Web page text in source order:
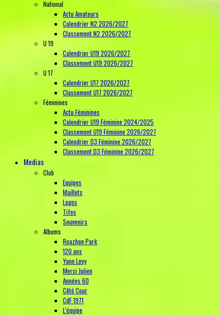
National
Actu Amateurs
Calendrier N2 2026/2027
Classement N2 2026/2027
U 19
Calendrier U19 2026/2027
Classement U19 2026/2027
U 17
Calendrier U17 2026/2027
Classement U17 2026/2027
Féminines
Actu Féminines
Calendrier U19 Féminine 2024/2025
Classement U19 Féminine 2026/2027
Calendrier D3 Féminine 2026/2027
Classement D3 Féminine 2026/2027
Medias
Club
Equipes
Maillots
Logos
Tifos
Souvenirs
Albums
Roazhon Park
120 ans
Yann Levy
Merci Julien
Années 60
Côté Cour
CdF 1971
L'équipe